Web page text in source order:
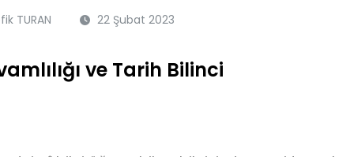
TURAN 22 Şubat 2023
ve Tarih Bilinci